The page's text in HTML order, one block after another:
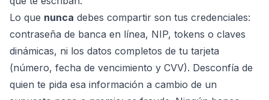
Lo que nunca debes compartir son tus credenciales:
contraseña de banca en línea, NIP, tokens o claves
dinámicas, ni los datos completos de tu tarjeta
(número, fecha de vencimiento y CVV). Desconfía de
quien te pida esa información a cambio de un